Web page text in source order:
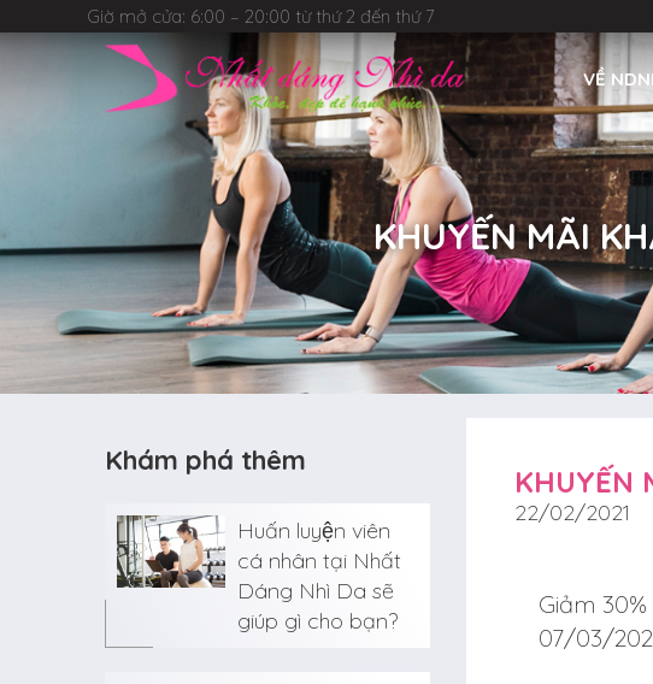
Giờ mở cửa: 6:00 – 20:00 từ thứ 2 đến thứ 7
VỀ
KHUYẾN MÃI
KHUYẾN
22/02/2021
Giảm
07/03/
Khám phá thêm
Huấn luyện viên
cá nhân tại Nhất
Dáng Nhì Da sẽ
giúp gì cho bạn?